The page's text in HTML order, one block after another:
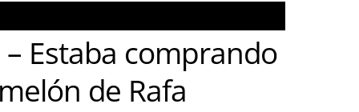
– Estaba comprando
de Rafa